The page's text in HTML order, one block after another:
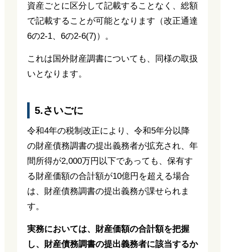
資産ごとに区分して記載することなく、総額
で記載することが可能となります（改正通達
6の2-1、6の2-6(7)）。
これは国外財産調書についても、同様の取扱
いとなります。
5.さいごに
令和4年の税制改正により、令和5年分以降
の財産債務調書の提出義務者が拡充され、年
間所得が2,000万円以下であっても、保有す
る財産価額の合計額が10億円を超える場合
は、財産債務調書の提出義務が課せられま
す。
実務においては、財産価額の合計額を把握
し、財産債務調書の提出義務者に該当するか